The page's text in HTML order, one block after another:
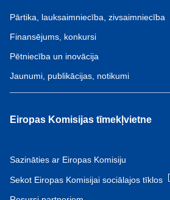
Pārtika, lauksaimniecība, zivsaimniecība
Finansējums, konkursi
Pētniecība un inovācija
Jaunumi, publikācijas, notikumi
Eiropas Komisijas tīmekļvietne
Sazināties ar Eiropas Komisiju
Sekot Eiropas Komisijai sociālajos tīklos